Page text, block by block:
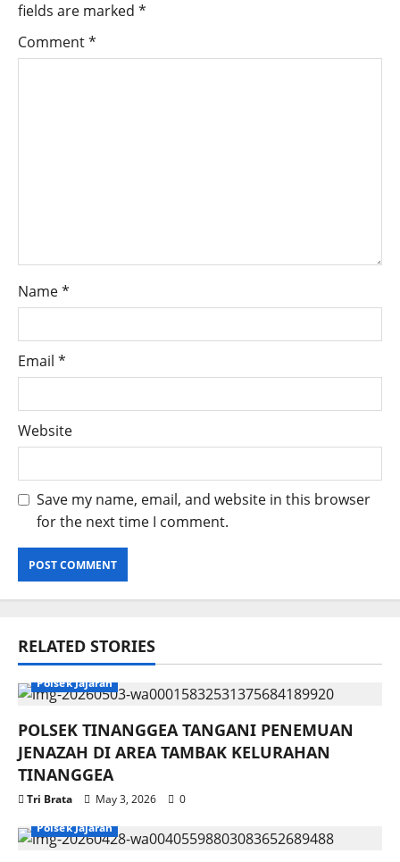
fields are marked *
Comment*
Name*
Email *
Website
Save my name, email, and website in this browser
for the next time I comment.
RELATED STORIES
Polsek Jajaran
POLSEK TINANGGEA TANGANI PENEMUAN
JENAZAH DI AREA TAMBAK KELURAHAN
TINANGGEA
Tri Brata May 3, 2026
0
Polsek Jajaran